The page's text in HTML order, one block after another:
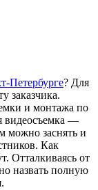
Петербурге? Для
заказчика.
и монтажа по
видеосъемка —
можно заснять и
Как
Отталкиваясь от
назвать полную